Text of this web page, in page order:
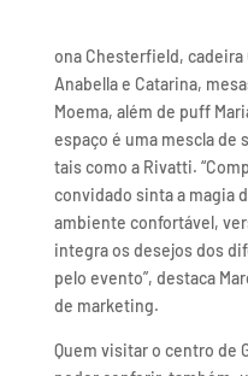
ona Chesterfield, cadeira
Anabella e Catarina,
Moema, além de puff
espaço é uma mescla
tais como a Rivatti.
convidado sinta a magia
ambiente confortável,
integra os desejos dos
pelo evento”, destaca
de marketing.
Quem visitar o centro de